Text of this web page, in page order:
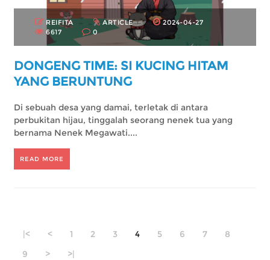
REIFITA ARTICLE
2024-04-27
6617
0
DONGENG TIME: SI KUCING HITAM
YANG BERUNTUNG
Di sebuah desa yang damai, terletak di antara
perbukitan hijau, tinggalah seorang nenek tua yang
bernama Nenek Megawati....
READ MORE
|< < 1 2 3 4 5 6 7
8
9
> >|